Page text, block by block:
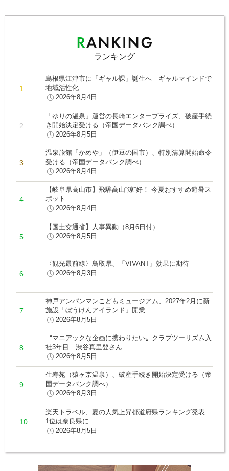
ランキング
島根県江津市に「ギャル課」誕生へ ギャルマインドで
地域活性化
2026年8月4日
「ゆりの温泉」運営の長崎エンタープライズ、破産手続
き開始決定受ける（帝国データバンク調べ）
2026年8月5日
温泉旅館「かめや」（伊豆の国市）、特別清算開始命令
受ける（帝国データバンク調べ）
2026年8月4日
【岐阜県高山市】飛騨高山“涼”好！ 今夏おすすめ避暑ス
ポット
2026年8月4日
【国土交通省】人事異動（8月6日付）
2026年8月5日
〈観光最前線〉鳥取県、「VIVANT」効果に期待
2026年8月3日
神戸アンパンマンこどもミュージアム、2027年2月に新
施設「ぼうけんアイランド」開業
2026年8月5日
〝マニアックな企画に携わりたい〟クラブツーリズム入
社3年目 渋谷真里登さん
2026年8月5日
生寿苑（猿ヶ京温泉）、破産手続き開始決定受ける（帝
国データバンク調べ）
2026年8月3日
楽天トラベル、夏の人気上昇都道府県ランキング発表
1位は奈良県に
2026年8月5日